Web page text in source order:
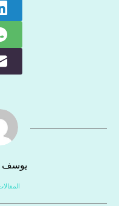
يوسف
المقالات: